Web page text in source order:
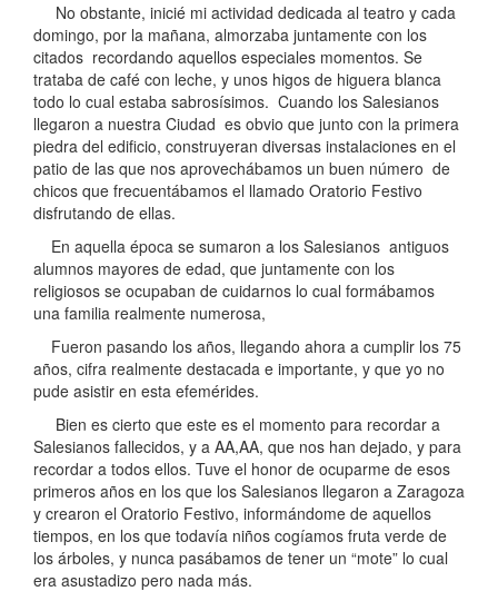
No obstante, inicié mi actividad dedicada al teatro y cada
domingo, por la mañana, almorzaba juntamente con los
citados recordando aquellos especiales momentos. Se
trataba de café con leche, y unos higos de higuera blanca
todo lo cual estaba sabrosísimos. Cuando los Salesianos
llegaron a nuestra Ciudad es obvio que junto con la primera
piedra del edificio, construyeran diversas instalaciones en el
patio de las que nos aprovechábamos un buen número de
chicos que frecuentábamos el llamado Oratorio Festivo
disfrutando de ellas.
En aquella época se sumaron a los Salesianos antiguos
alumnos mayores de edad, que juntamente con los
religiosos se ocupaban de cuidarnos lo cual formábamos
una familia realmente numerosa,
Fueron pasando los años, llegando ahora a cumplir los 75
años, cifra realmente destacada e importante, y que yo no
pude asistir en esta efemérides.
Bien es cierto que este es el momento para recordar a
Salesianos fallecidos, y a AA,AA, que nos han dejado, y para
recordar a todos ellos. Tuve el honor de ocuparme de esos
primeros años en los que los Salesianos llegaron a Zaragoza
y crearon el Oratorio Festivo, informándome de aquellos
tiempos, en los que todavía niños cogíamos fruta verde de
los árboles, y nunca pasábamos de tener un “mote” lo cual
era asustadizo pero nada más.